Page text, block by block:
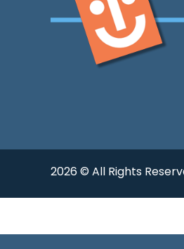
2026 © All Rights